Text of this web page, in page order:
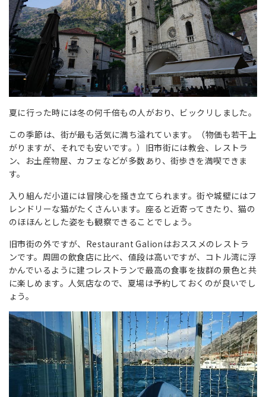
夏に行った時には冬の何千倍もの人がおり、ビックリしました。
この季節は、街が最も活気に満ち溢れています。（物価も若干上
がりますが、それでも安いです。）旧市街には教会、レストラ
ン、お土産物屋、カフェなどが多数あり、街歩きを満喫できま
す。
入り組んだ小道には冒険心を掻き立てられます。街や城壁にはフ
レンドリーな猫がたくさんいます。座ると近寄ってきたり、猫の
のほほんとした姿をも観察できることでしょう。
旧市街の外ですが、Restaurant Galionはおススメのレストラ
ンです。周囲の飲食店に比べ、値段は高いですが、コトル湾に浮
かんでいるように建つレストランで最高の食事を抜群の景色と共
に楽しめます。人気店なので、夏場は予約しておくのが良いでし
ょう。